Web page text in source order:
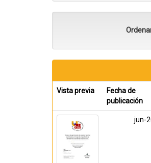
Vista previa
Fecha de
publicación
jun-